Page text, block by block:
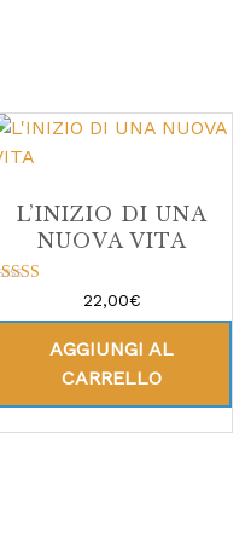
L’INIZIO DI UNA
NUOVA VITA
su 5
22,00€
AGGIUNGI AL
CARRELLO